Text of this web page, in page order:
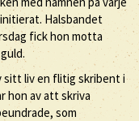
Halsbandet
fick hon motta
sitt liv en flitig skribent i
hon av att skriva
som